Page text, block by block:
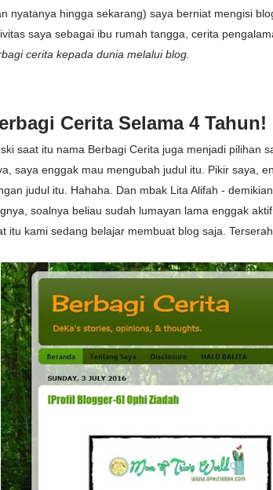
nyatanya hingga sekarang) saya berniat mengisi
saya sebagai ibu rumah tangga, cerita
cerita kepada dunia melalui blog.
Cerita Selama 4 Tahun!
saat itu nama Berbagi Cerita juga menjadi pilihan
saya enggak mau mengubah judul itu. Pikir saya,
judul itu. Hahaha. Dan mbak Lita Alifah -
soalnya beliau sudah lumayan lama enggak
itu kami sedang belajar membuat blog saja.